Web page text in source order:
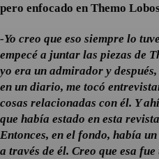
pero enfocado en Themo
-Yo creo que eso siempre lo
empecé a juntar las piezas de
yo era un admirador y
en un diario, me tocó
cosas relacionadas con él. Y
que había estado en esta
Entonces, en el fondo, había
a través de él. Creo que esa